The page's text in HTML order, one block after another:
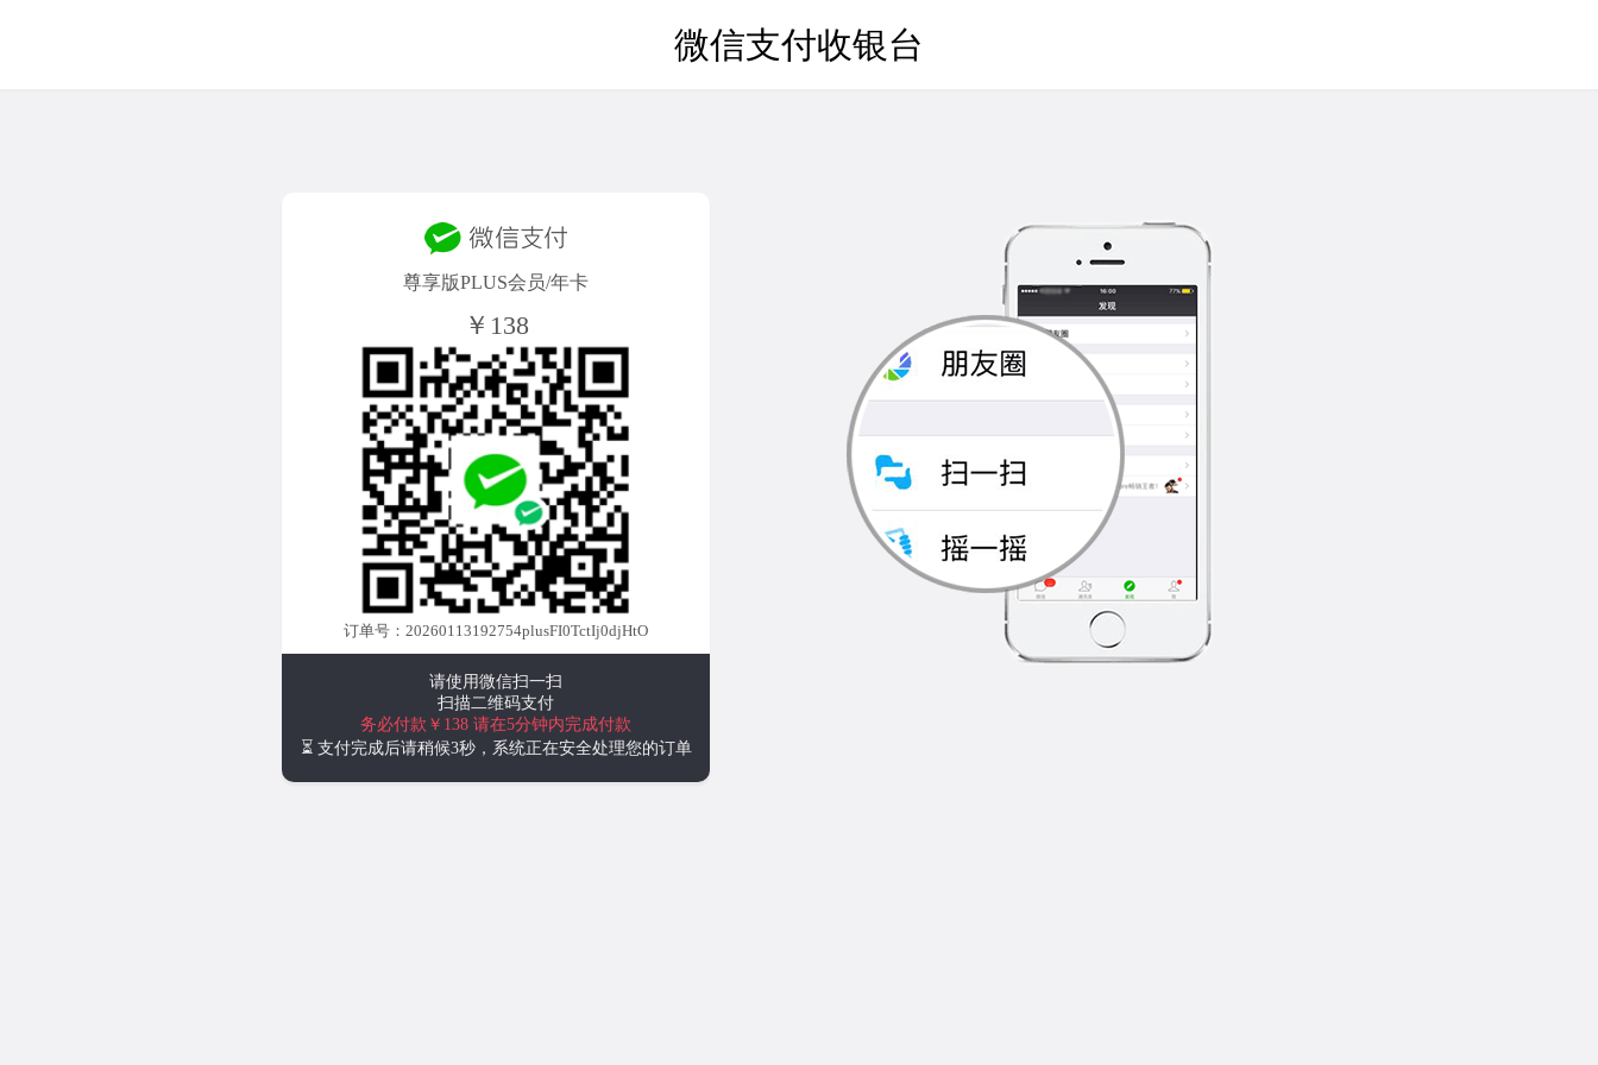
微信支付收银台
尊享版PLUS会员/年卡
￥138
订单号：20260113192754plusFI0TctIj0djHtO
请使用微信扫一扫
扫描二维码支付
务必付款￥138 请在5分钟内完成付款
⏳ 支付完成后请稍候3秒，系统正在安全处理您的订单